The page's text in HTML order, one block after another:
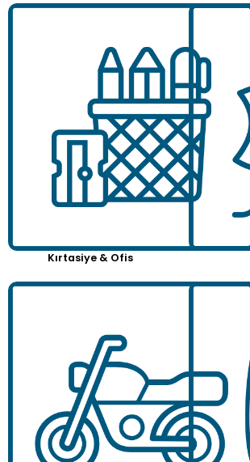
Kırtasiye & Ofis